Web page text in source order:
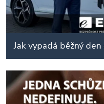
Jak vypadá běžný